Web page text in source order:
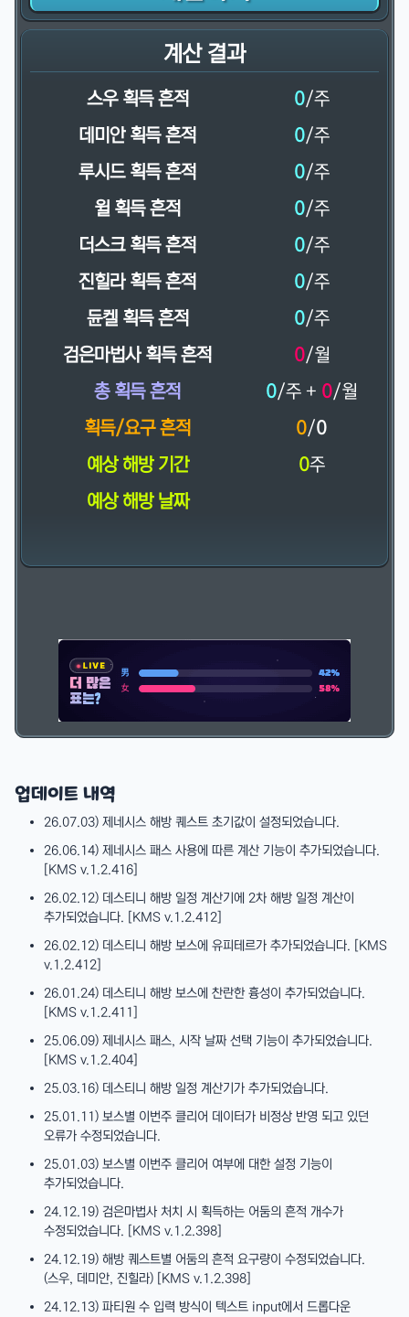
계산 결과
스우 획득 흔적 0/주
데미안 획득 흔적
0/주
루시드 획득 흔적
0/주
윌 획득 흔적
0/주
더스크 획득 흔적
0/주
진힐라 획득 흔적
0/주
듄켈 획득 흔적
0/주
검은마법사 획득 흔적
0/월
총 획득 흔적
0/주 + 0/월
획득/요구 흔적
0/0
예상 해방 기간
0주
예상 해방 날짜
업데이트 내역
26.07.03) 제네시스 해방 퀘스트 초기값이 설정되었습니다.
26.06.14) 제네시스 패스 사용에 따른 계산 기능이 추가되었습니다.
[KMS v.1.2.416]
26.02.12) 데스티니 해방 일정 계산기에 2차 해방 일정 계산이
추가되었습니다. [KMS v.1.2.412]
26.02.12) 데스티니 해방 보스에 유피테르가 추가되었습니다. [KMS
v.1.2.412]
26.01.24) 데스티니 해방 보스에 찬란한 흉성이 추가되었습니다.
[KMS v.1.2.411]
25.06.09) 제네시스 패스, 시작 날짜 선택 기능이 추가되었습니다.
[KMS v.1.2.404]
25.03.16) 데스티니 해방 일정 계산기가 추가되었습니다.
25.01.11) 보스별 이번주 클리어 데이터가 비정상 반영 되고 있던
오류가 수정되었습니다.
25.01.03) 보스별 이번주 클리어 여부에 대한 설정 기능이
추가되었습니다.
24.12.19) 검은마법사 처치 시 획득하는 어둠의 흔적 개수가
수정되었습니다. [KMS v.1.2.398]
24.12.19) 해방 퀘스트별 어둠의 흔적 요구량이 수정되었습니다.
(스우, 데미안, 진힐라) [KMS v.1.2.398]
24.12.13) 파티원 수 입력 방식이 텍스트 input에서 드롭다운